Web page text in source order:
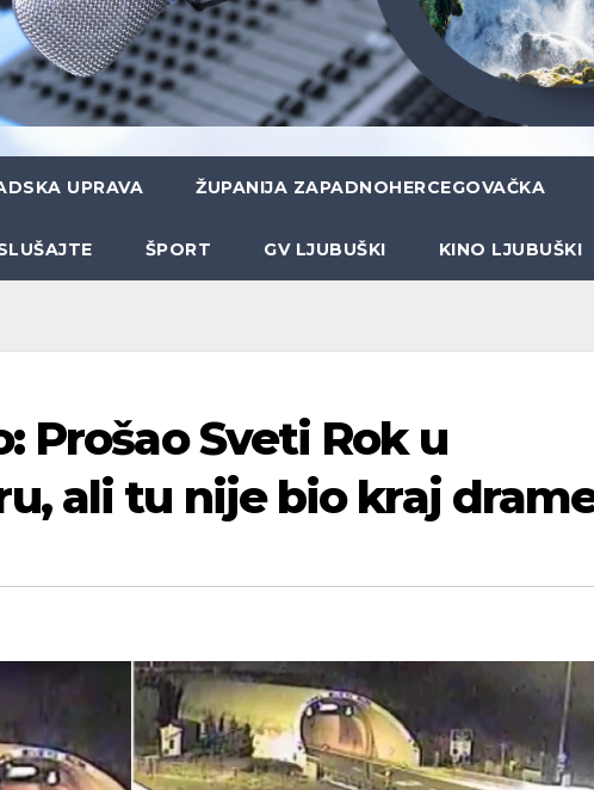
UPRAVA ŽUPANIJA ZAPADNOHERCEGOVAČKA
ŠPORT GV LJUBUŠKI KINO LJUBUŠKI
Prošao Sveti Rok u
ali tu nije bio kraj